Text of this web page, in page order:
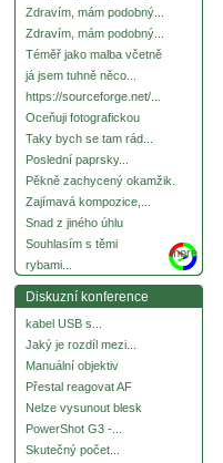
Zdravím, mám podobný...
Zdravím, mám podobný...
Téměř jako malba včetně
já jsem tuhně něco...
https://sourceforge.net/...
Oceňuji fotografickou
Taky bych se tam rád...
Poslední paprsky...
Pěkně zachycený okamžik.
Zajímavá kompozice,...
Snad z jiného úhlu
Souhlasím s těmi
rybami...
more
Diskuzní konference
kabel USB s...
Jaký je rozdíl mezi...
Manuální objektiv
Přestal reagovat AF
Nelze vysunout blesk
PowerShot G3 -...
Skutečný počet...